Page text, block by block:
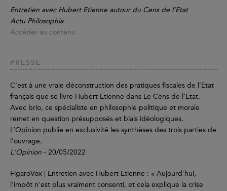
Entretien avec Hubert Etienne autour du Cens de l’Etat
Actu Philosophia
Accéder au contenu
PRESSE
C’est à une vraie déconstruction des pratiques fiscales de l’Etat
français que se livre Hubert Etienne dans Le Cens de l’Etat.
Avec brio, ce spécialiste en philosophie politique et morale
remet en question présupposés et biais idéologiques.
L’Opinion publie en exclusivité les synthèses des trois parties de
l'ouvrage.
L'Opinion - 20/05/2022
FigaroVox | Entretien avec Hubert Etienne : « Aujourd'hui,
l'impôt n'est plus vraiment consenti, et cela explique la crise